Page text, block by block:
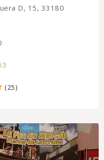
D, 15, 33180
(25)